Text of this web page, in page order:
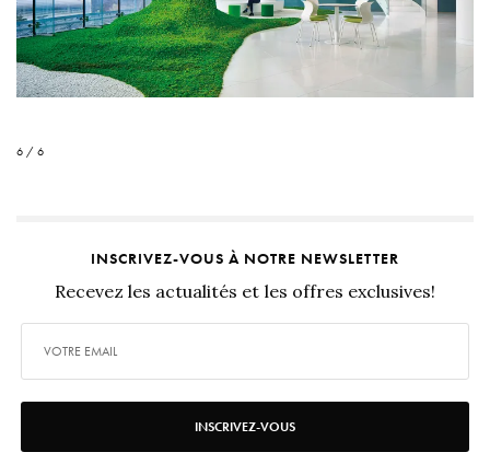
6 / 6
INSCRIVEZ-VOUS À NOTRE NEWSLETTER
Recevez les actualités et les offres exclusives!
INSCRIVEZ-VOUS